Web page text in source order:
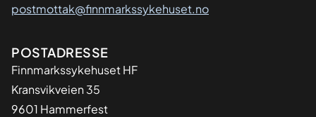
postmottak@finnmarkssykehuset.no
Adresse
POSTADRESSE
Finnmarkssykehuset HF
Kransvikveien 35
9601 Hammerfest